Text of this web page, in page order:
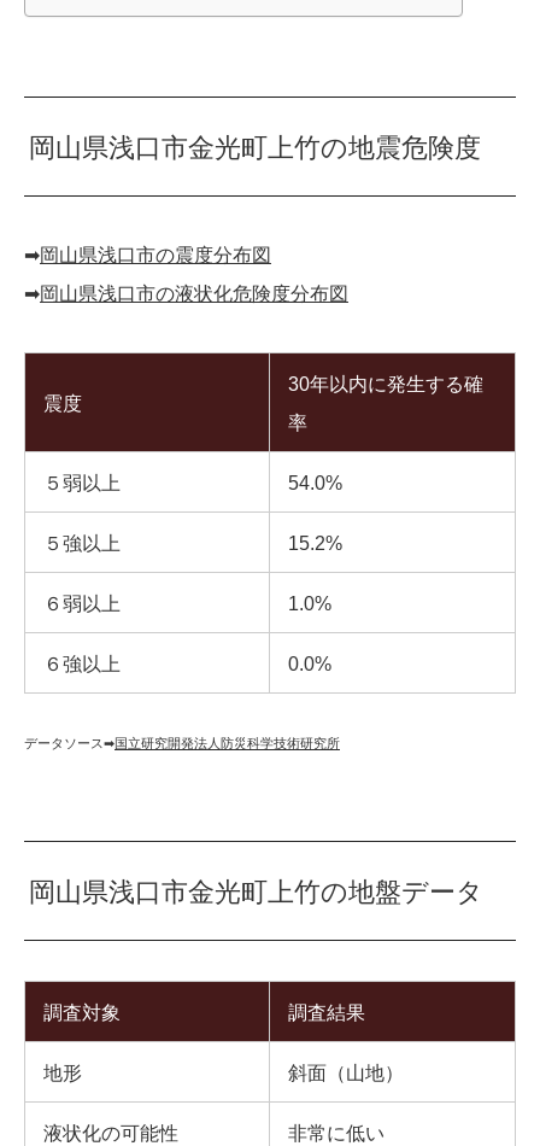
岡山県浅口市金光町上竹の地震危険度
➡︎岡山県浅口市の震度分布図
➡︎岡山県浅口市の液状化危険度分布図
震度
30年以内に発生する確
率
５弱以上 54.0%
５強以上 15.2%
６弱以上 1.0%
６強以上 0.0%
データソース➡︎国立研究開発法人防災科学技術研究所
岡山県浅口市金光町上竹の地盤データ
調査対象 調査結果
地形 斜面（山地）
液状化の可能性 非常に低い